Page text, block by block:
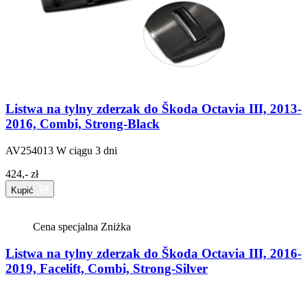
Listwa na tylny zderzak do Škoda Octavia III, 2013-
2016, Combi, Strong-Black
AV254013 W ciągu 3 dni
424,- zł
Kupić
Cena specjalna Zniżka
Listwa na tylny zderzak do Škoda Octavia III, 2016-
2019, Facelift, Combi, Strong-Silver